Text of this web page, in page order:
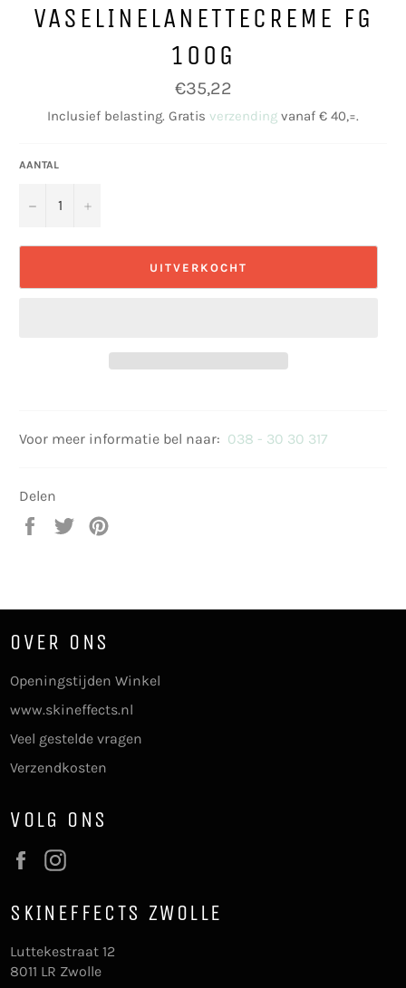
VASELINELANETTECREME FG
100G
Normale
prijs
€35,22
Inclusief belasting. Gratis verzending vanaf € 40,=.
AANTAL
− +
UITVERKOCHT
Voor meer informatie bel naar: 038 - 30 30 317
Delen
Delen
Twitteren
OVER ONS
Openingstijden Winkel
www.skineffects.nl
Veel gestelde vragen
Verzendkosten
VOLG ONS
Facebook
SKINEFFECTS ZWOLLE
Luttekestraat 12
8011 LR Zwolle